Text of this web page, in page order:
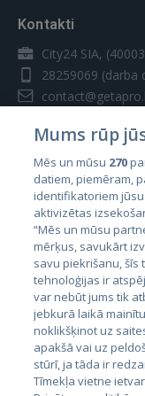
Kontakti
City24 SIA,
28259069 (darba
Valstis
Igaunija
Latvija
Lietuva
Mums rūp
Mēs un mūsu 270
datiem, piemēram,
identifikatoriem jūsu
aktivizētas
“Mēs un mūsu
mērķus, savukārt
savu piekrišanu, šīs
tehnoloģijas ir
var nebūt jums tik
jebkurā laikā
noklikšķinot uz
apakšā vai uz
stūrī, ja tāda ir
Tīmekļa vietne